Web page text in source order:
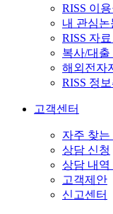
RISS 이
내 관심논
RISS 자
복사/대출
해외전자
RISS 정
고객센터
자주 찾는
상담 신청
상담 내역
고객제안
신고센터